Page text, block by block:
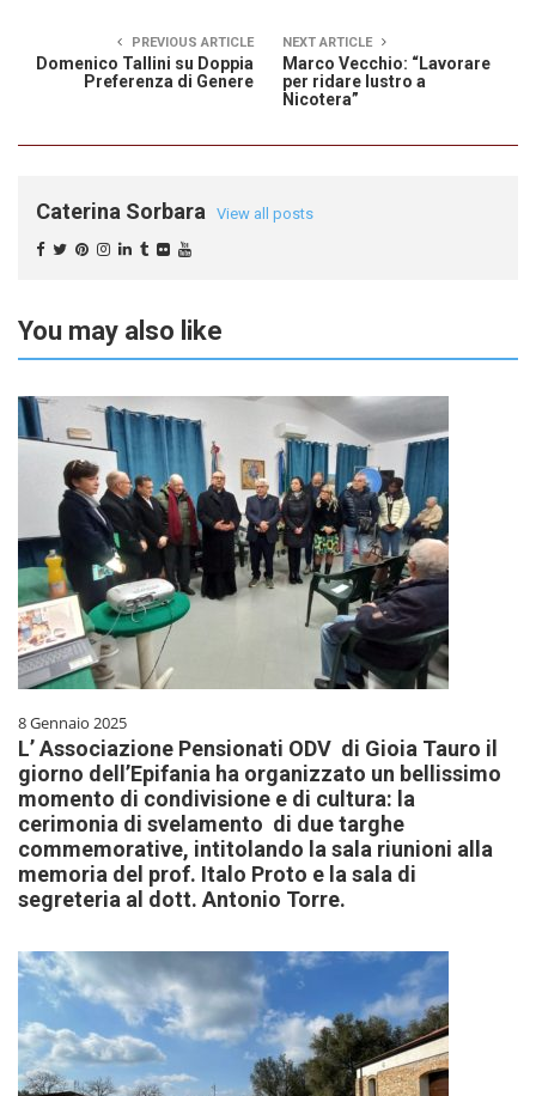
PREVIOUS ARTICLE
Domenico Tallini su Doppia
Preferenza di Genere
NEXT ARTICLE
Marco Vecchio: “Lavorare
per ridare lustro a
Nicotera”
Caterina Sorbara View all posts
You may also like
8 Gennaio 2025
L’ Associazione Pensionati ODV di Gioia Tauro il
giorno dell’Epifania ha organizzato un bellissimo
momento di condivisione e di cultura: la
cerimonia di svelamento di due targhe
commemorative, intitolando la sala riunioni alla
memoria del prof. Italo Proto e la sala di
segreteria al dott. Antonio Torre.